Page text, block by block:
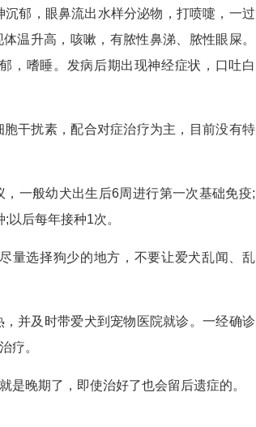
郁，眼鼻流出水样分泌物，打喷嚏，一过
温升高，咳嗽，有脓性鼻涕、脓性眼屎。
，嗜睡。发病后期出现神经症状，口吐白
干扰素，配合对症治疗为主，目前没有特
一般幼犬出生后6周进行第一次基础免疫;
后每年接种1次。
量选择狗少的地方，不要让爱犬乱闻、乱
并及时带爱犬到宠物医院就诊。一经确诊
疗。
是晚期了，即使治好了也会留后遗症的。